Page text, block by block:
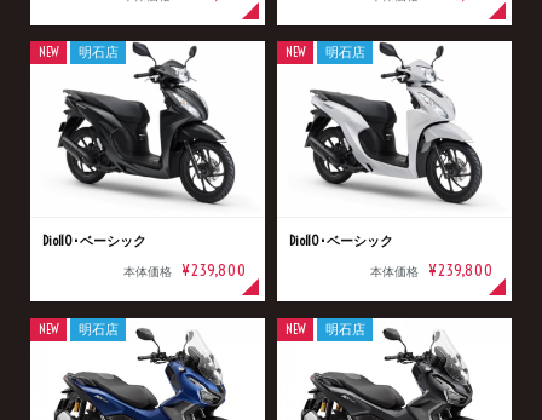
Dio110･ベーシック
本体価格 ¥239,800
NEW 明石店
Dio110･ベーシック
本体価格 ¥239,800
NEW 明石店
NEW 明石店 NEW 明石店